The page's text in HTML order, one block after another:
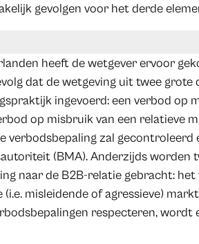
gevolgen voor het derde
heeft de wetgever ervoor
dat de wetgeving uit twee grote
ingevoerd: een verbod op
op misbruik van een relatieve
verbodsbepaling zal
(BMA). Anderzijds worden
naar de B2B-relatie gebracht:
misleidende of agressieve)
respecteren, wordt